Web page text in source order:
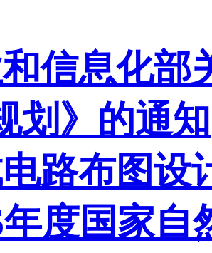
信息化部
划》的通知
路布图设
年度国家